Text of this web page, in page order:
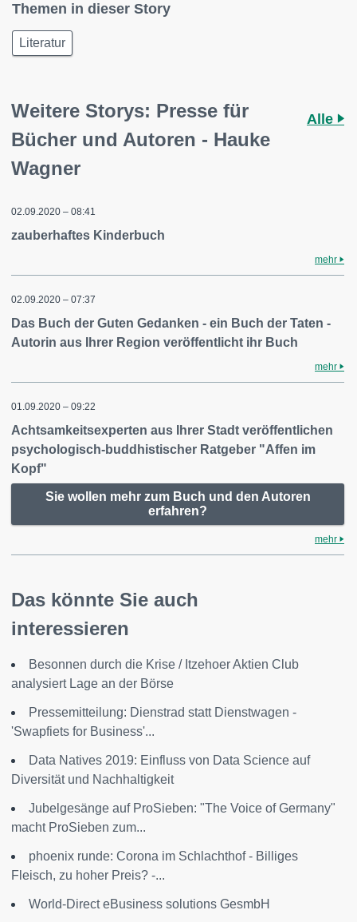
Themen in dieser Story
Literatur
Weitere Storys: Presse für
Bücher und Autoren - Hauke
Wagner
Alle
02.09.2020 – 08:41
zauberhaftes Kinderbuch
mehr
02.09.2020 – 07:37
Das Buch der Guten Gedanken - ein Buch der Taten -
Autorin aus Ihrer Region veröffentlicht ihr Buch
mehr
01.09.2020 – 09:22
Achtsamkeitsexperten aus Ihrer Stadt veröffentlichen
psychologisch-buddhistischer Ratgeber "Affen im
Kopf"
Sie wollen mehr zum Buch und den Autoren
erfahren?
mehr
Das könnte Sie auch
interessieren
Besonnen durch die Krise / Itzehoer Aktien Club
analysiert Lage an der Börse
Pressemitteilung: Dienstrad statt Dienstwagen -
'Swapfiets for Business'...
Data Natives 2019: Einfluss von Data Science auf
Diversität und Nachhaltigkeit
Jubelgesänge auf ProSieben: "The Voice of Germany"
macht ProSieben zum...
phoenix runde: Corona im Schlachthof - Billiges
Fleisch, zu hoher Preis? -...
World-Direct eBusiness solutions GesmbH